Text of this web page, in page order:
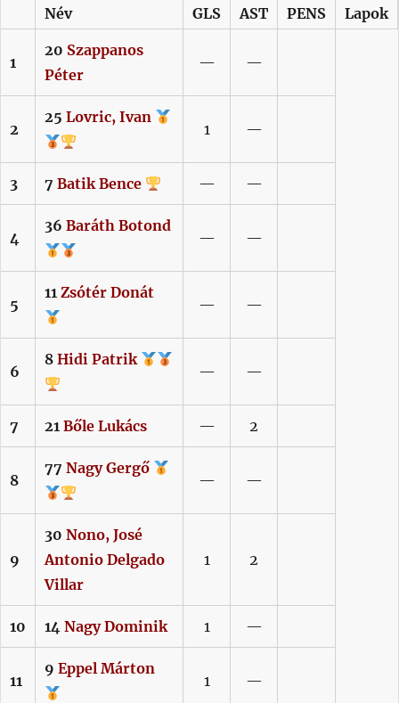
Név GLS AST PENS Lapok
1
20 Szappanos
Péter
— —
2
25 Lovric, Ivan
1 —
3 7 Batik Bence — —
4
36 Baráth Botond
— —
5
11 Zsótér Donát
— —
6
8 Hidi Patrik
— —
7 21 Bőle Lukács — 2
8
77 Nagy Gergő
— —
9
30 Nono, José
Antonio Delgado
Villar
1 2
10 14 Nagy Dominik 1 —
11
9 Eppel Márton
1 —